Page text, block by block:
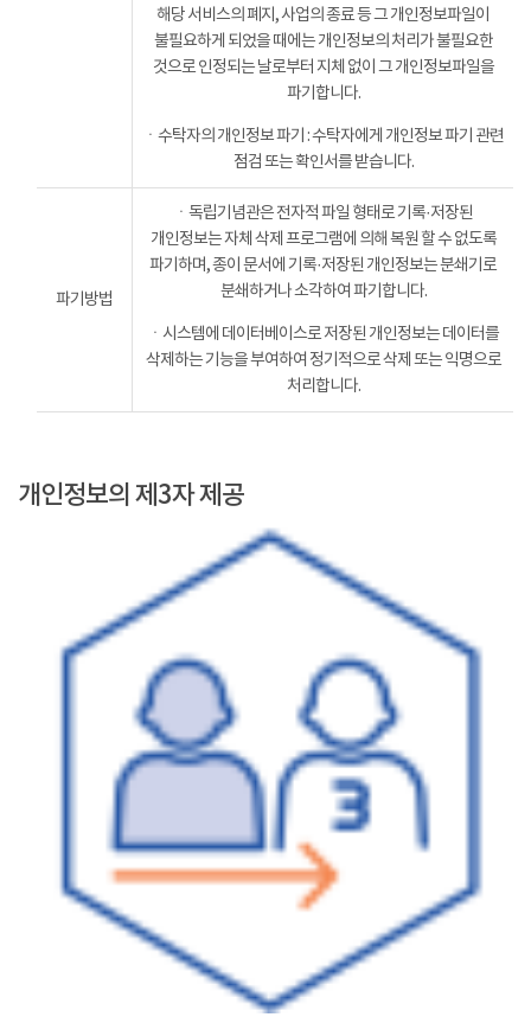
해당 서비스의 폐지, 사업의 종료 등 그 개인정보파일이
불필요하게 되었을 때에는 개인정보의 처리가 불필요한
것으로 인정되는 날로부터 지체 없이 그 개인정보파일을
파기합니다.
ㆍ수탁자의 개인정보 파기 : 수탁자에게 개인정보 파기 관련
점검 또는 확인서를 받습니다.
파기방법
ㆍ독립기념관은 전자적 파일 형태로 기록·저장된
개인정보는 자체 삭제 프로그램에 의해 복원 할 수 없도록
파기하며, 종이 문서에 기록·저장된 개인정보는 분쇄기로
분쇄하거나 소각하여 파기합니다.
ㆍ시스템에 데이터베이스로 저장된 개인정보는 데이터를
삭제하는 기능을 부여하여 정기적으로 삭제 또는 익명으로
처리합니다.
개인정보의 제3자 제공